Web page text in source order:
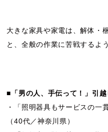
大きな家具や家電は、解体・
と、全般の作業に苦戦するよ
■「男の人、手伝って！」引
・「照明器具もサービスの一
（40代／神奈川県）